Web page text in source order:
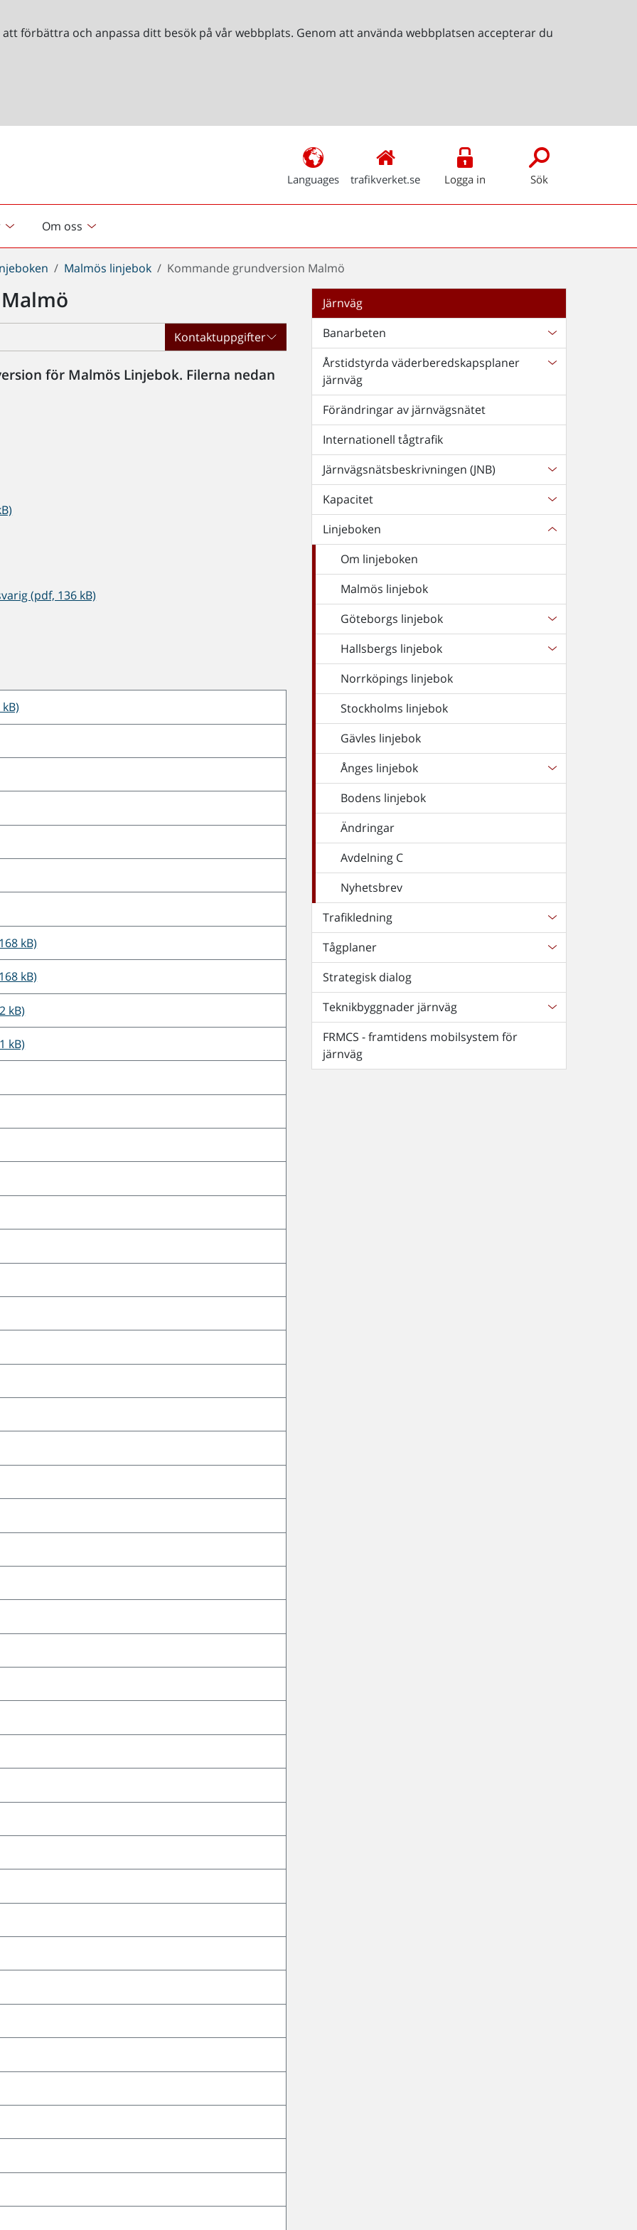
förbättra och anpassa ditt besök på vår webbplats. Genom att använda webbplatsen accepterar du
Languages trafikverket.se Logga in Sök
Om oss
Malmös linjebok Kommande grundversion Malmö
Kontaktuppgifter
för Malmös Linjebok. Filerna nedan
(pdf, 136 kB)
kB)
kB)
kB)
kB)
Järnväg
Banarbeten
Årstidstyrda väderberedskapsplaner
järnväg
Förändringar av järnvägsnätet
Internationell tågtrafik
Järnvägsnätsbeskrivningen (JNB)
Kapacitet
Linjeboken
Om linjeboken
Malmös linjebok
Göteborgs linjebok
Hallsbergs linjebok
Norrköpings linjebok
Stockholms linjebok
Gävles linjebok
Ånges linjebok
Bodens linjebok
Ändringar
Avdelning C
Nyhetsbrev
Trafikledning
Tågplaner
Strategisk dialog
Teknikbyggnader järnväg
FRMCS - framtidens mobilsystem för
järnväg